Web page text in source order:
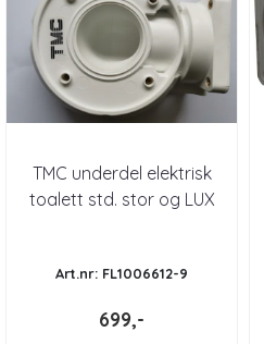
TMC underdel elektrisk
toalett std. stor og LUX
Art.nr: FL1006612-9
699,-